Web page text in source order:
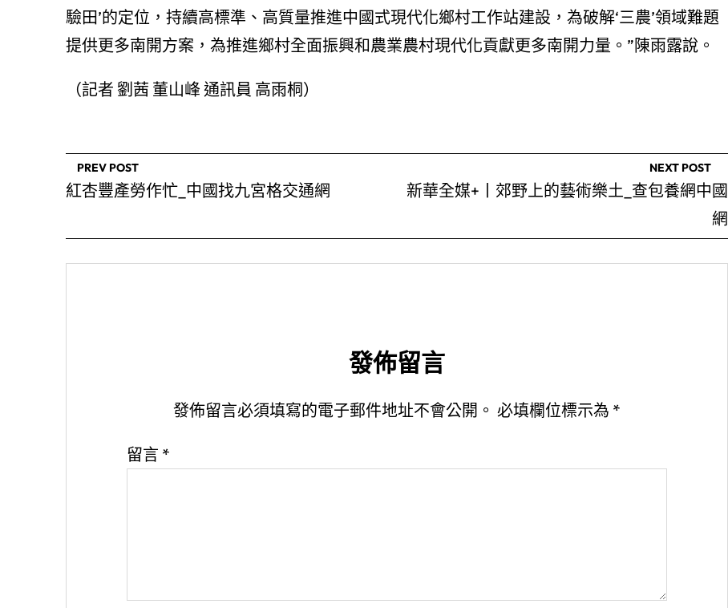
驗田’的定位，持續高標準、高質量推進中國式現代化鄉村工作站建設，為破解‘三農’領域難題
提供更多南開方案，為推進鄉村全面振興和農業農村現代化貢獻更多南開力量。”陳雨露說。
（記者 劉茜 董山峰 通訊員 高雨桐）
PREV POST
紅杏豐產勞作忙_中國找九宮格交通網
NEXT POST
新華全媒+丨郊野上的藝術樂土_查包養網中國
網
發佈留言
發佈留言必須填寫的電子郵件地址不會公開。 必填欄位標示為 *
留言 *